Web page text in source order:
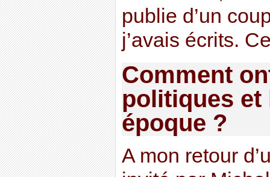
publie d’un
j’avais écrits.
Comment
politiques et
époque ?
A mon retour